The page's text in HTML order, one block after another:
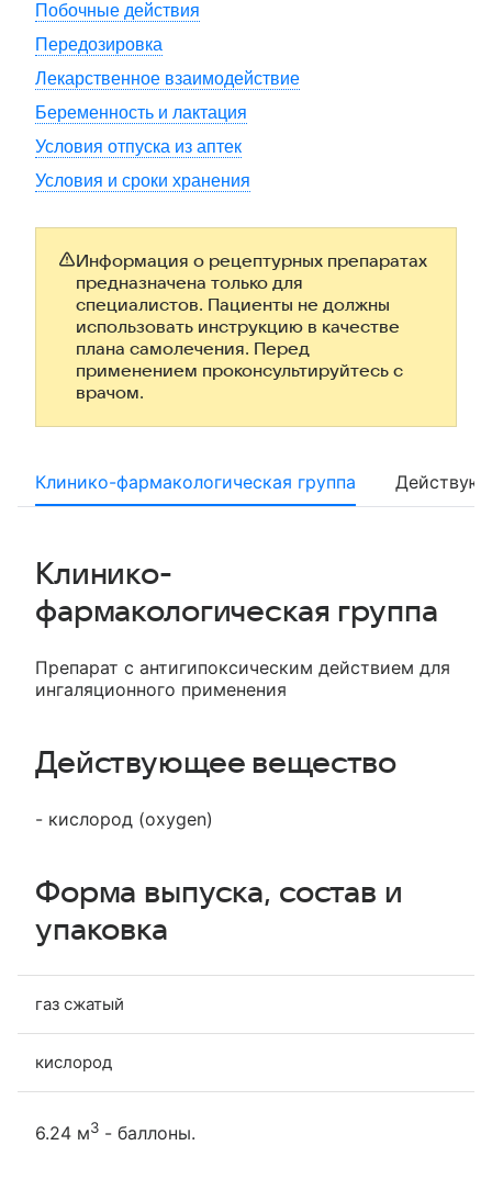
Побочные действия
Передозировка
Лекарственное взаимодействие
Беременность и лактация
Условия отпуска из аптек
Условия и сроки хранения
Информация о рецептурных препаратах
предназначена только для
специалистов. Пациенты не должны
использовать инструкцию в качестве
плана самолечения. Перед
применением проконсультируйтесь с
врачом.
Клинико-фармакологическая группа
Клинико-
фармакологическая группа
Препарат с антигипоксическим действием для
ингаляционного применения
Действующее вещество
- кислород (oxygen)
Форма выпуска, состав и
упаковка
газ сжатый
кислород
6.24 м3 - баллоны.